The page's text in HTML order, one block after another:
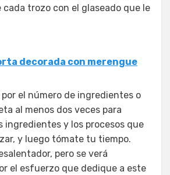
cada trozo con el glaseado que le
decorada con merengue
el número de ingredientes o
al menos dos veces para
ingredientes y los procesos que
y luego tómate tu tiempo.
pero se verá
el esfuerzo que dedique a este